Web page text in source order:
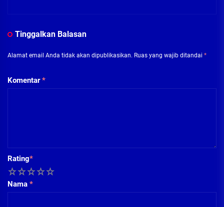
Tinggalkan Balasan
Alamat email Anda tidak akan dipublikasikan. Ruas yang wajib ditandai *
Komentar*
Rating*
5
4
3
2
Nama *